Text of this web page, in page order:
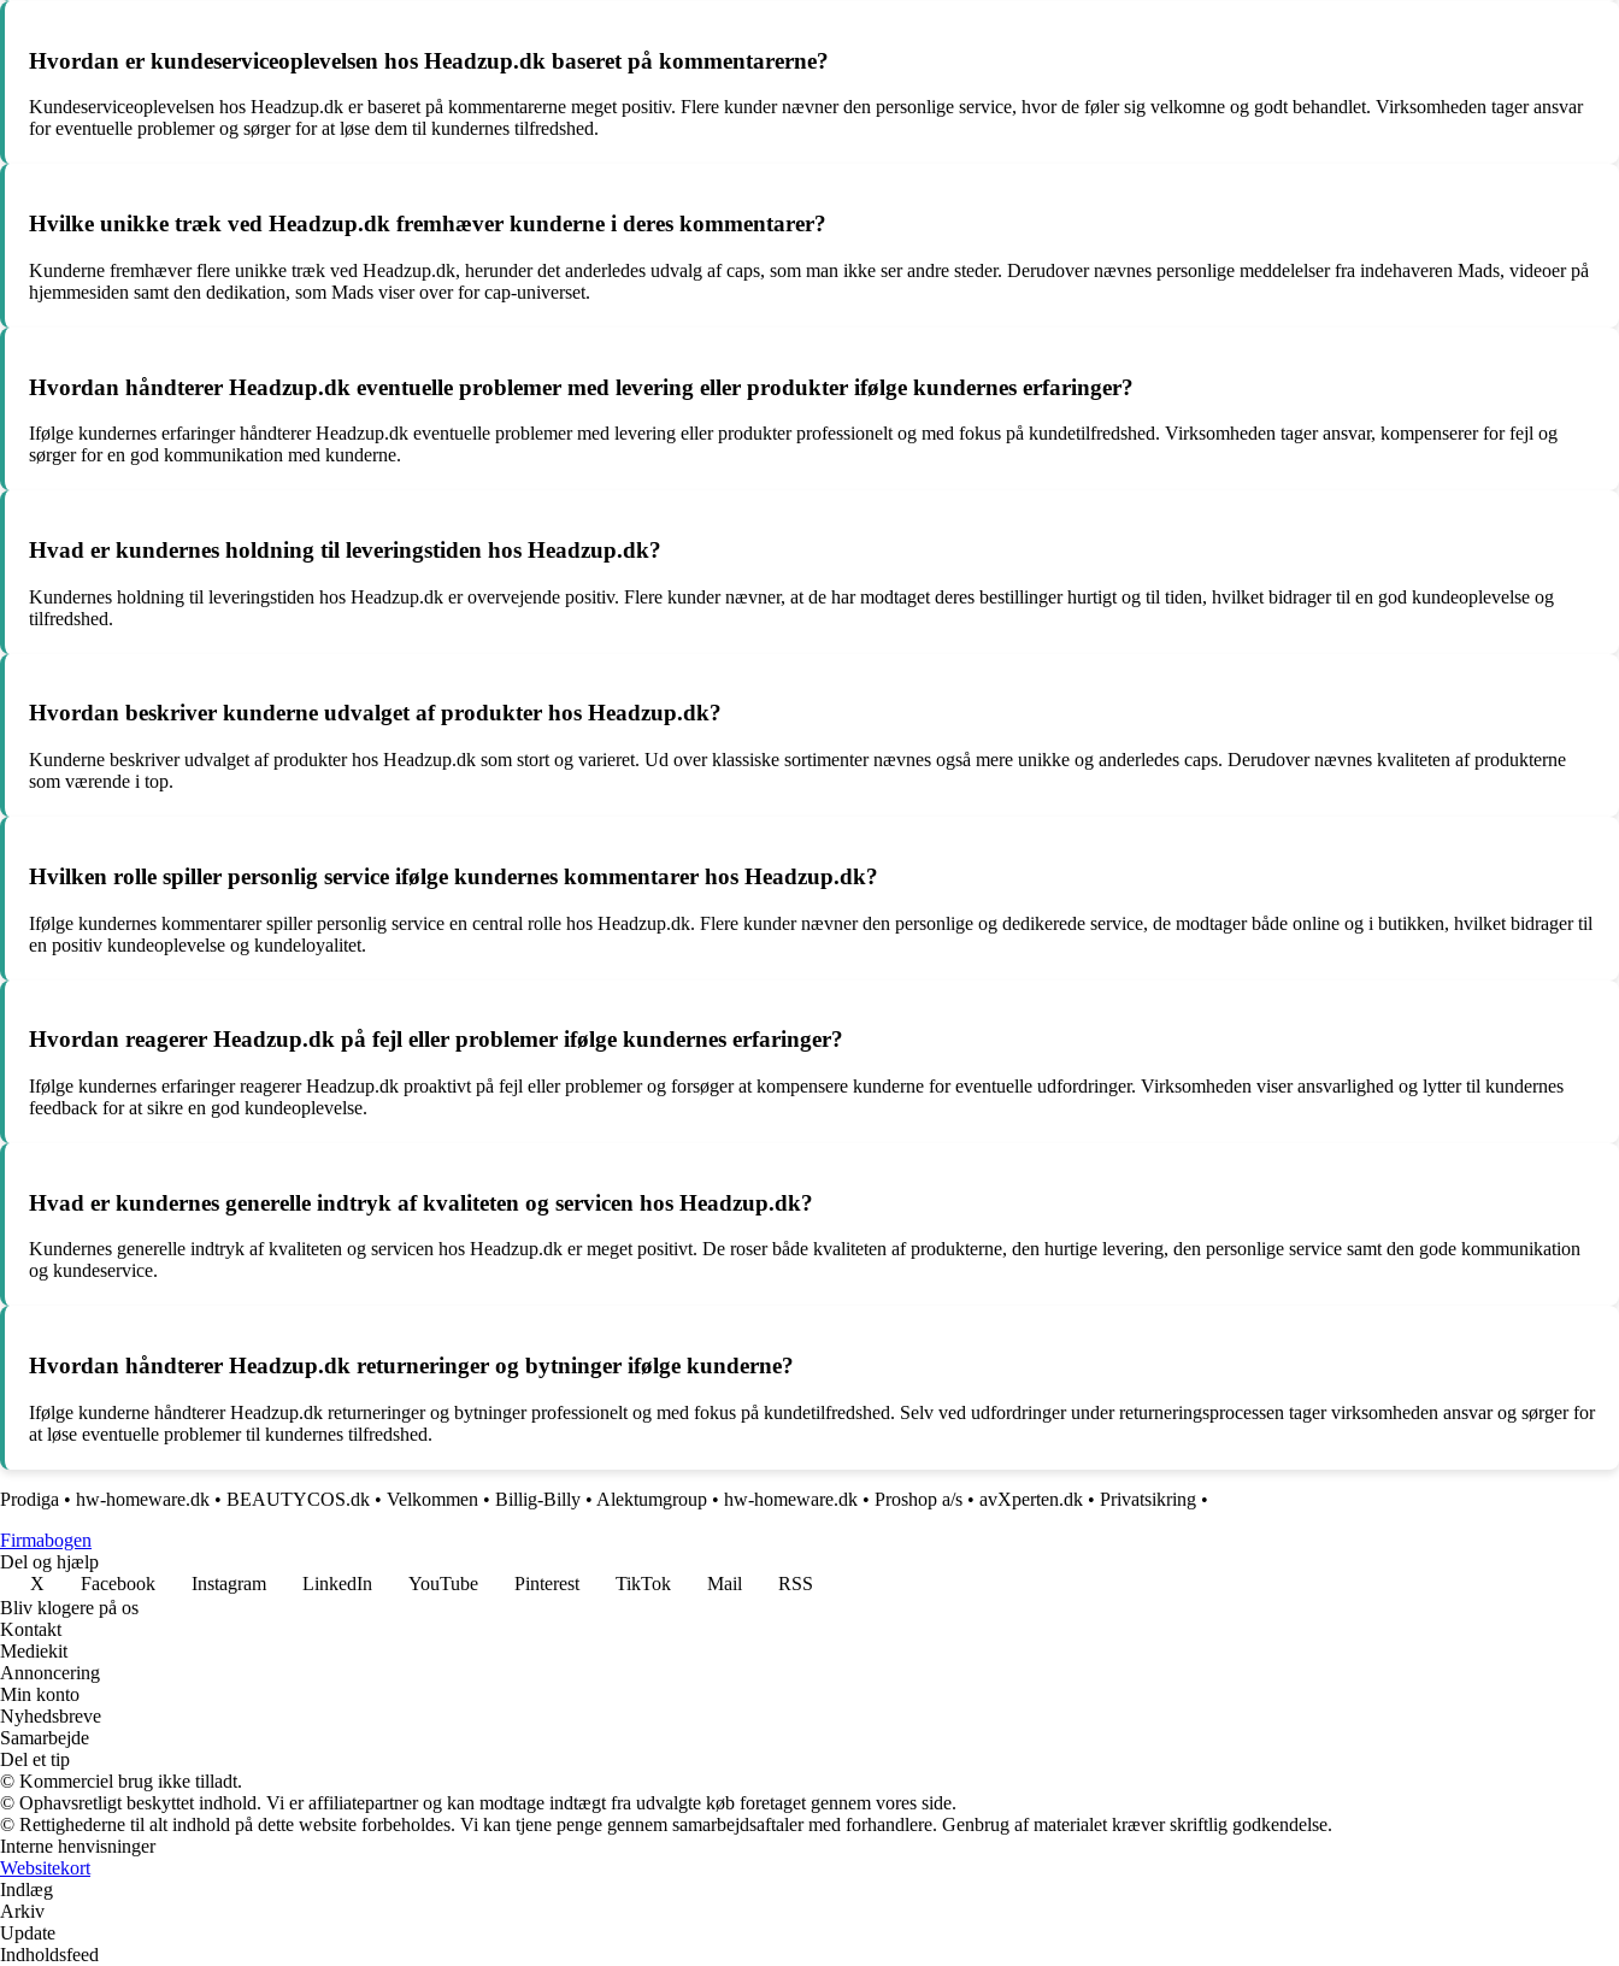
Hvordan er kundeserviceoplevelsen hos Headzup.dk baseret på kommentarerne?
Kundeserviceoplevelsen hos Headzup.dk er baseret på kommentarerne meget positiv. Flere kunder nævner den personlige service, hvor de føler sig velkomne og godt behandlet. Virksomheden tager ansvar
for eventuelle problemer og sørger for at løse dem til kundernes tilfredshed.
Hvilke unikke træk ved Headzup.dk fremhæver kunderne i deres kommentarer?
Kunderne fremhæver flere unikke træk ved Headzup.dk, herunder det anderledes udvalg af caps, som man ikke ser andre steder. Derudover nævnes personlige meddelelser fra indehaveren Mads, videoer på
hjemmesiden samt den dedikation, som Mads viser over for cap-universet.
Hvordan håndterer Headzup.dk eventuelle problemer med levering eller produkter ifølge kundernes erfaringer?
Ifølge kundernes erfaringer håndterer Headzup.dk eventuelle problemer med levering eller produkter professionelt og med fokus på kundetilfredshed. Virksomheden tager ansvar, kompenserer for fejl og
sørger for en god kommunikation med kunderne.
Hvad er kundernes holdning til leveringstiden hos Headzup.dk?
Kundernes holdning til leveringstiden hos Headzup.dk er overvejende positiv. Flere kunder nævner, at de har modtaget deres bestillinger hurtigt og til tiden, hvilket bidrager til en god kundeoplevelse og
tilfredshed.
Hvordan beskriver kunderne udvalget af produkter hos Headzup.dk?
Kunderne beskriver udvalget af produkter hos Headzup.dk som stort og varieret. Ud over klassiske sortimenter nævnes også mere unikke og anderledes caps. Derudover nævnes kvaliteten af produkterne
som værende i top.
Hvilken rolle spiller personlig service ifølge kundernes kommentarer hos Headzup.dk?
Ifølge kundernes kommentarer spiller personlig service en central rolle hos Headzup.dk. Flere kunder nævner den personlige og dedikerede service, de modtager både online og i butikken, hvilket bidrager til
en positiv kundeoplevelse og kundeloyalitet.
Hvordan reagerer Headzup.dk på fejl eller problemer ifølge kundernes erfaringer?
Ifølge kundernes erfaringer reagerer Headzup.dk proaktivt på fejl eller problemer og forsøger at kompensere kunderne for eventuelle udfordringer. Virksomheden viser ansvarlighed og lytter til kundernes
feedback for at sikre en god kundeoplevelse.
Hvad er kundernes generelle indtryk af kvaliteten og servicen hos Headzup.dk?
Kundernes generelle indtryk af kvaliteten og servicen hos Headzup.dk er meget positivt. De roser både kvaliteten af produkterne, den hurtige levering, den personlige service samt den gode kommunikation
og kundeservice.
Hvordan håndterer Headzup.dk returneringer og bytninger ifølge kunderne?
Ifølge kunderne håndterer Headzup.dk returneringer og bytninger professionelt og med fokus på kundetilfredshed. Selv ved udfordringer under returneringsprocessen tager virksomheden ansvar og sørger for
at løse eventuelle problemer til kundernes tilfredshed.
Prodiga • hw-homeware.dk • BEAUTYCOS.dk • Velkommen • Billig-Billy • Alektumgroup • hw-homeware.dk • Proshop a/s • avXperten.dk • Privatsikring •
Firmabogen
Del og hjælp
X
Facebook Instagram LinkedIn YouTube Pinterest TikTok Mail
RSS
Bliv klogere på os
Kontakt
Mediekit
Annoncering
Min konto
Nyhedsbreve
Samarbejde
Del et tip
© Kommerciel brug ikke tilladt.
© Ophavsretligt beskyttet indhold. Vi er affiliatepartner og kan modtage indtægt fra udvalgte køb foretaget gennem vores side.
© Rettighederne til alt indhold på dette website forbeholdes. Vi kan tjene penge gennem samarbejdsaftaler med forhandlere. Genbrug af materialet kræver skriftlig godkendelse.
Interne henvisninger
Websitekort
Indlæg
Arkiv
Update
Indholdsfeed